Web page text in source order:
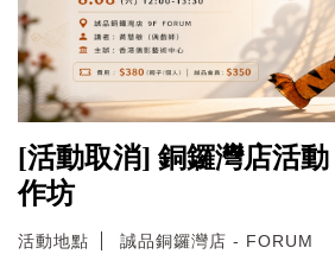
[活動取消] 銅鑼灣店活
作坊
活動地點
誠品銅鑼灣店 - FORUM